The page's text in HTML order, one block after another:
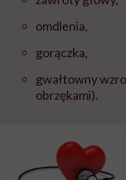
omdlenia,
gorączka,
gwałtowny
obrzękami).